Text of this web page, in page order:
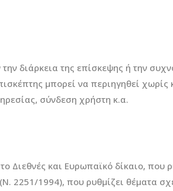
διάρκεια της επίσκεψης ή την
μπορεί να περιηγηθεί
σύνδεση χρήστη κ.α.
και Ευρωπαϊκό δίκαιο, που
2251/1994), που ρυθμίζει θέματα